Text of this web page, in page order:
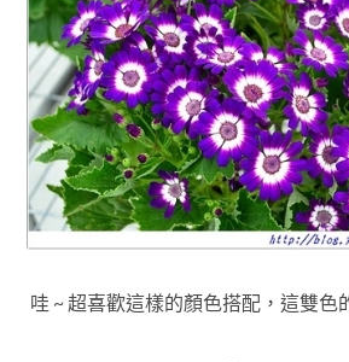
哇 ~超喜歡這樣的顏色搭配 ， 這雙色